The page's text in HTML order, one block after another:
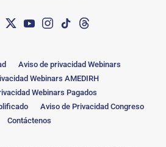
Aviso de privacidad Webinars
Webinars AMEDIRH
Webinars Pagados
Aviso de Privacidad Congreso
Contáctenos